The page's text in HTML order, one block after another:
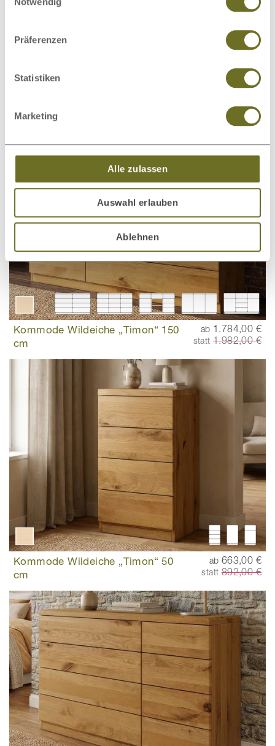
Präferenzen
Statistiken
Marketing
Alle zulassen
Auswahl erlauben
Ablehnen
cm
1.387,00 €
Kommode Wildeiche „Timon“ 150
cm
ab 1.784,00 €
statt 1.982,00 €
Kommode Wildeiche „Timon“ 50
cm
ab 663,00 €
statt892,00 €